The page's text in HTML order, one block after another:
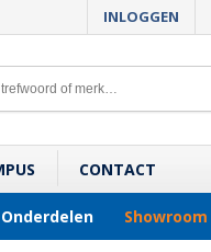
INLOGGEN
CONTACT
Onderdelen Showroom